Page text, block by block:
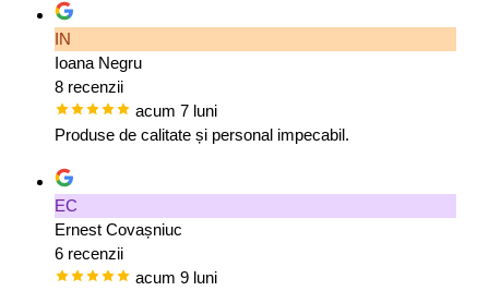
IN
Ioana Negru
8 recenzii
acum 7 luni
Produse de calitate și personal impecabil.
EC
Ernest Covașniuc
6 recenzii
acum 9 luni